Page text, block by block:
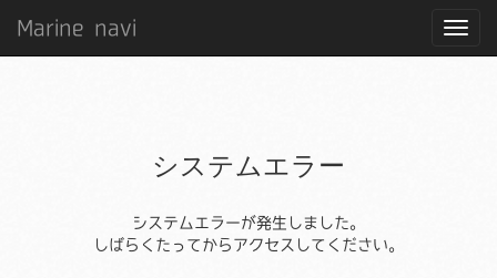
Marine navi
システムエラー
システムエラーが発生しました。
しばらくたってからアクセスしてください。